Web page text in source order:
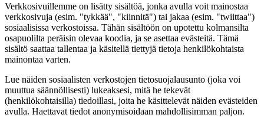
Verkkosivuillemme on lisätty sisältöä, jonka avulla voit mainostaa
verkkosivuja (esim. "tykkää", "kiinnitä") tai jakaa (esim. "twiittaa")
sosiaalisissa verkostoissa. Tähän sisältöön on upotettu kolmansilta
osapuolilta peräisin olevaa koodia, ja se asettaa evästeitä. Tämä
sisältö saattaa tallentaa ja käsitellä tiettyjä tietoja henkilökohtaista
mainontaa varten.
Lue näiden sosiaalisten verkostojen tietosuojalausunto (joka voi
muuttua säännöllisesti) lukeaksesi, mitä he tekevät
(henkilökohtaisilla) tiedoillasi, joita he käsittelevät näiden evästeiden
avulla. Haettavat tiedot anonymisoidaan mahdollisimman paljon.